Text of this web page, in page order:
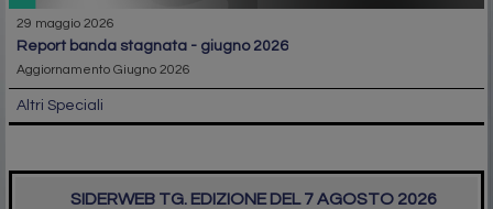
29 maggio 2026
report banda stagnata - giugno 2026
Aggiornamento Giugno 2026
Altri Speciali
SIDERWEB TG. EDIZIONE DEL 7 AGOSTO 2026